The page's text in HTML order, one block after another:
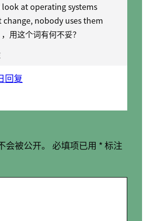
at operating systems
nobody uses them
用这个词有何不妥？
回复
被公开。 必填项已用 *标注